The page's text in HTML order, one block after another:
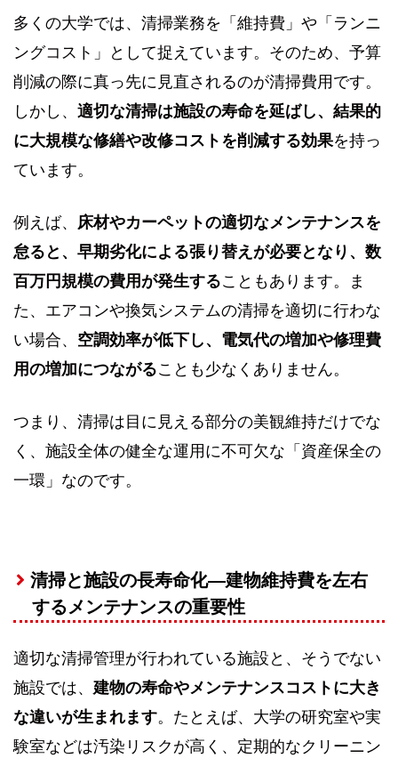
多くの大学では、清掃業務を「維持費」や「ランニ
ングコスト」として捉えています。そのため、予算
削減の際に真っ先に見直されるのが清掃費用です。
しかし、 適切な清掃は施設の寿命を延ばし、結果的
に大規模な修繕や改修コストを削減する効果を持っ
ています。
例えば、 床材やカーペットの適切なメンテナンスを
怠ると、早期劣化による張り替えが必要となり、数
百万円規模の費用が発生することもあります。ま
た、エアコンや換気システムの清掃を適切に行わな
い場合、 空調効率が低下し、電気代の増加や修理費
用の増加につながることも少なくありません。
つまり、清掃は目に見える部分の美観維持だけでな
く、施設全体の健全な運用に不可欠な「資産保全の
一環」なのです。
清掃と施設の長寿命化—建物維持費を左右
するメンテナンスの重要性
適切な清掃管理が行われている施設と、そうでない
施設では、 建物の寿命やメンテナンスコストに大き
な違いが生まれます。たとえば、大学の研究室や実
験室などは汚染リスクが高く、定期的なクリーニン